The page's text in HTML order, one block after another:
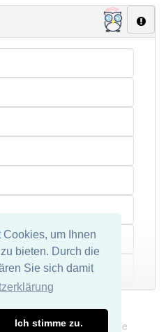
um Ihnen
bieten. Durch die
Sie sich damit
Ich stimme zu.
und keine Haftung für die